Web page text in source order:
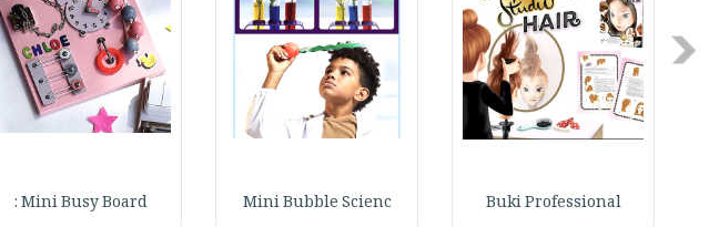
Previous
Buki Professional
Mini Bubble Scienc
Mini Busy Board :